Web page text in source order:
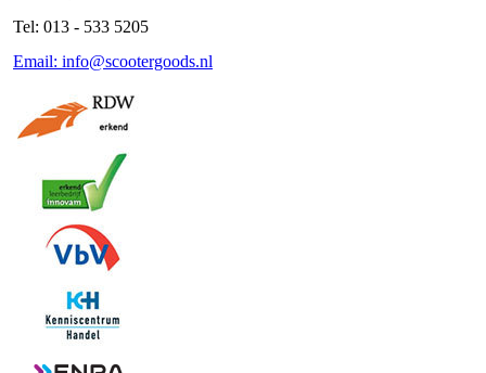
Tel: 013 - 533 5205
Email: info@scootergoods.nl